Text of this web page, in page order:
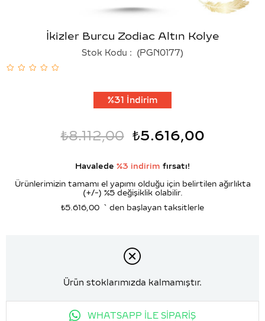
İkizler Burcu Zodiac Altın Kolye
Stok Kodu (PGN0177)
%31 İndirim
₺8.112,00 ₺5.616,00
Havalede %3 indirim fırsatı!
Ürünlerimizin tamamı el yapımı olduğu için belirtilen ağırlıkta
(+/-) %5 değişiklik olabilir.
₺5.616,00 `den başlayan taksitlerle
Ürün stoklarımızda kalmamıştır.
WHATSAPP İLE SİPARİŞ